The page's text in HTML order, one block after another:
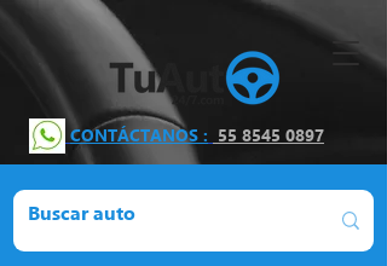
CONTÁCTANOS : 55 8545 0897